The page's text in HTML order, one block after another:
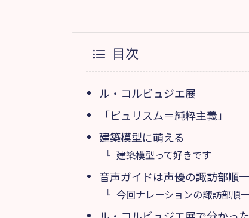
目次
ル・コルビュジエ展
「ピュリスム＝純粋主義」
建築模型に萌える
建築模型って好きです
音声ガイドは声優の諏訪部順
今回ナレーションの諏訪部